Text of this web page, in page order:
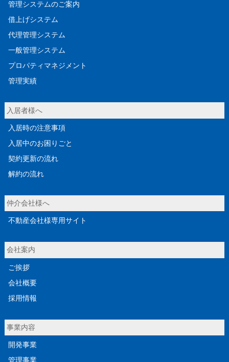
管理システムのご案内
借上げシステム
代理管理システム
一般管理システム
プロパティマネジメント
管理実績
入居者様へ
入居時の注意事項
入居中のお困りごと
契約更新の流れ
解約の流れ
仲介会社様へ
不動産会社様専用サイト
会社案内
ご挨拶
会社概要
採用情報
事業内容
開発事業
管理事業